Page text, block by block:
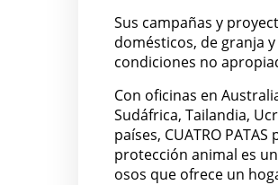
Sus campañas y
domésticos, de granja
condiciones no
Con oficinas en
Sudáfrica, Tailandia,
países, CUATRO
protección animal es
osos que ofrece un